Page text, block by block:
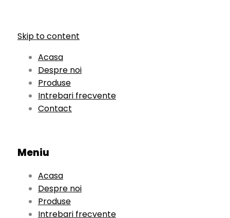
Skip to content
Acasa
Despre noi
Produse
Intrebari frecvente
Contact
Meniu
Acasa
Despre noi
Produse
Intrebari frecvente